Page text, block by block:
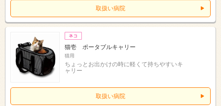
取扱い病院
猫壱 ポータブルキャリー
猫用
ちょっとお出かけの時に軽くて持ちやすいキ
ャリー
取扱い病院